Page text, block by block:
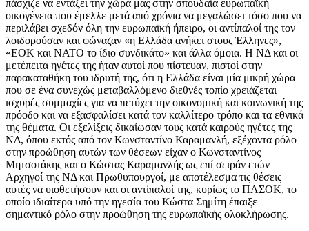
πάσχιζε να εντάξει την χώρα μας στην σπουδαία ευρωπαϊκή
οικογένεια που έμελλε μετά από χρόνια να μεγαλώσει τόσο που να
περιλάβει σχεδόν όλη την ευρωπαϊκή ήπειρο, οι αντίπαλοί της τον
λοιδορούσαν και φώναζαν «η Ελλάδα ανήκει στους Έλληνες»,
«ΕΟΚ και ΝΑΤΟ το ίδιο συνδικάτο» και άλλα όμοια. Η ΝΔ και οι
μετέπειτα ηγέτες της ήταν αυτοί που πίστευαν, πιστοί στην
παρακαταθήκη του ιδρυτή της, ότι η Ελλάδα είναι μία μικρή χώρα
που σε ένα συνεχώς μεταβαλλόμενο διεθνές τοπίο χρειάζεται
ισχυρές συμμαχίες για να πετύχει την οικονομική και κοινωνική της
πρόοδο και να εξασφαλίσει κατά τον καλλίτερο τρόπο και τα εθνικά
της θέματα. Οι εξελίξεις δικαίωσαν τους κατά καιρούς ηγέτες της
ΝΔ, όπου εκτός από τον Κωνσταντίνο Καραμανλή, εξέχοντα ρόλο
στην προώθηση αυτών των θέσεων είχαν ο Κωνσταντίνος
Μητσοτάκης και ο Κώστας Καραμανλής ως επί σειράν ετών
Αρχηγοί της ΝΔ και Πρωθυπουργοί, με αποτέλεσμα τις θέσεις
αυτές να υιοθετήσουν και οι αντίπαλοί της, κυρίως το ΠΑΣΟΚ, το
οποίο ιδιαίτερα υπό την ηγεσία του Κώστα Σημίτη έπαιξε
σημαντικό ρόλο στην προώθηση της ευρωπαϊκής ολοκλήρωσης.